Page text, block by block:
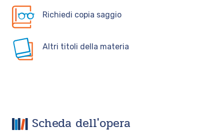
Richiedi copia saggio
Altri titoli della materia
Scheda dell'opera